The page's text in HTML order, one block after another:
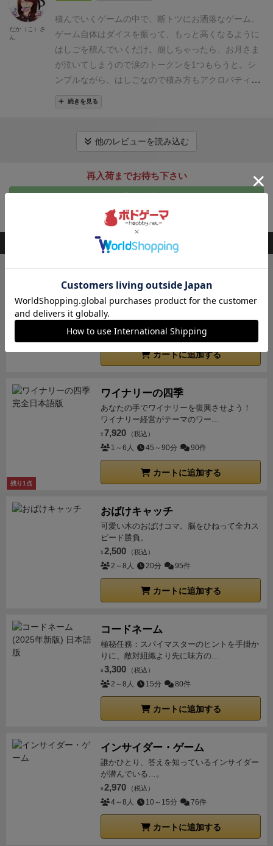
不安定な積み方をして次の人を困らせる
笑わせて手をプルプルさせる
耳に息を吹きかけてビクッとさせる
特に下のように不安定な積み方をすると次の人が困る
だけでなく、達成感や周りからの賞賛でとても気分が
高揚します。
技術が上がり、それが楽しくて長時間遊べました。
間がかからないので、暇つぶしにももってこいです。
にプレイできるので、家に人を呼ぶことが多い人なん
かは特に、これを備えておくと便利だと思います。
積んでいくゲームの中で、断トツにお洒落なゲーム。
ゲーム自体はダイスを振って、もっと高くなるように
はしごを積んでいくだけ。
崩しちゃったら、お月さま
が泣いてしまうので涙のトークンを1つもらうと。
シ
ンプルながら、はしごなので積み方もアクロバティッ
クに積んだり、芸術的な積み方になったりと、見てい
る方も面白い。はしごの手触りもいい♪
とちょっと怖い…。 大人がまったり楽しむ積みゲーか
いてもいいかなと。
続きを見る
だか（こ）さ
ん
他のレビューを読み込む
再入荷までお待ち下さい
後、通知送信先を設定すると入荷通知を受け取れます
このボードゲームを持ってる人が購入した商品
欲しいタイルを手に入れて、森や海、草原の
広がる自分の王国を広げよう！
¥ 3,300
2～4人 15～20分 49件
カートに追加する
残り1点
ワイナリーの四季
あなたの手でワイナリーを復興させよう！
ワイナリー経営がテーマのワー...
¥ 7,920 （税込）
1～6人 45～90分 90件
カートに追加する
おばけキャッチ
可愛い木のおばけコマ。脳をひねって全力ス
ピード勝負。
¥ 2,500 （税込）
2～8人 20分 95件
カートに追加する
コードネーム
極秘任務：スパイマスターのヒントを手掛か
りに、敵対組織より先に味方の...
¥ 3,300 （税込）
2～8人 15分 80件
カートに追加する
インサイダー・ゲーム
誰かひとり、答えを知っているインサイダー
が潜んでいる…。
¥ 2,970 （税込）
4～8人 10～15分 76件
カートに追加する